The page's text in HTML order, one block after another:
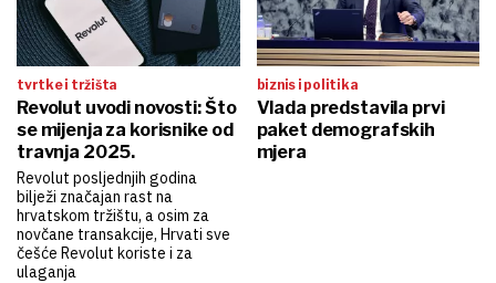
tvrtke i tržišta
Revolut uvodi novosti: Što
se mijenja za korisnike od
travnja 2025.
Revolut posljednjih godina
bilježi značajan rast na
hrvatskom tržištu, a osim za
novčane transakcije, Hrvati sve
češće Revolut koriste i za
ulaganja
biznis i politika
Vlada predstavila prvi
paket demografskih
mjera